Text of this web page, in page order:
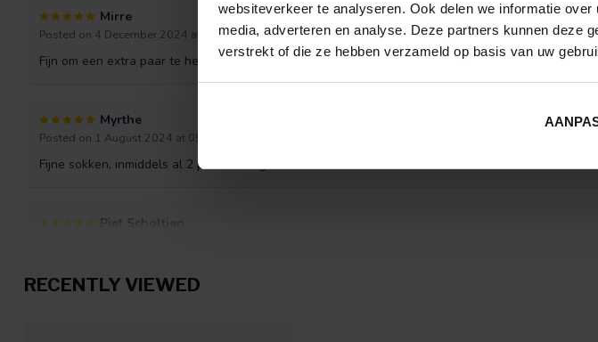
websiteverkeer te analyseren. Ook delen we informatie
media, adverteren en analyse. Deze partners kunnen deze
verstrekt of die ze hebben verzameld op basis van uw
Mirre
Posted on 4 December 2024 at 08:31
Fijn om een extra paar te hebben
Myrthe
Posted on 1 August 2024 at 09:34
Fijne sokken, inmiddels al 2 paar extra gekocht!
Piet Scholtien
RECENTLY VIEWED